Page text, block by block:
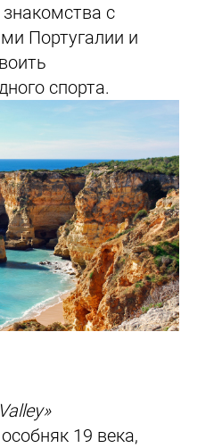
с
Португалии и
спорта.
19 века,